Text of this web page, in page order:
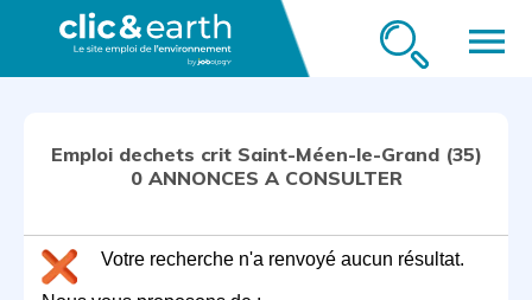
menu
Emploi dechets crit Saint-Méen-le-Grand (35)
0 ANNONCES A CONSULTER
Votre recherche n'a renvoyé aucun résultat.